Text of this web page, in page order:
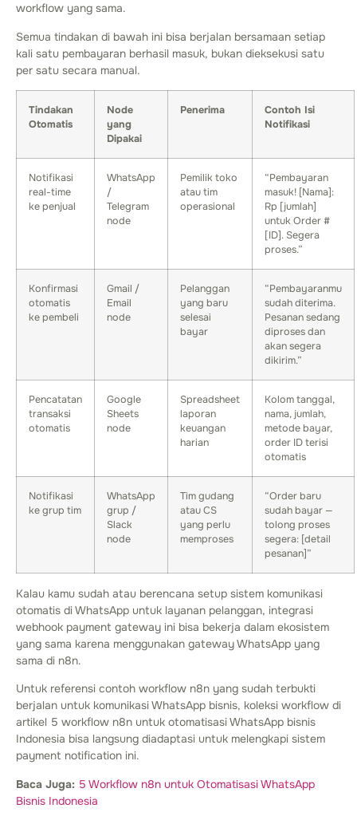
workflow yang sama.
Semua tindakan di bawah ini bisa berjalan bersamaan setiap
kali satu pembayaran berhasil masuk, bukan dieksekusi satu
per satu secara manual.
Tindakan
Otomatis
Node
yang
Dipakai
Penerima
Contoh Isi
Notifikasi
Notifikasi
real-time
ke penjual
WhatsApp
/
Telegram
node
Pemilik toko
atau tim
operasional
“Pembayaran
masuk! [Nama]:
Rp [jumlah]
untuk Order #
[ID]. Segera
proses.”
Konfirmasi
otomatis
ke pembeli
Gmail /
Email
node
Pelanggan
yang baru
selesai
bayar
“Pembayaranmu
sudah diterima.
Pesanan sedang
diproses dan
akan segera
dikirim.”
Pencatatan
transaksi
otomatis
Google
Sheets
node
Spreadsheet
laporan
keuangan
harian
Kolom tanggal,
nama, jumlah,
metode bayar,
order ID terisi
otomatis
Notifikasi
ke grup tim
WhatsApp
grup /
Slack
node
Tim gudang
atau CS
yang perlu
memproses
“Order baru
sudah bayar —
tolong proses
segera: [detail
pesanan]”
Kalau kamu sudah atau berencana setup sistem komunikasi
otomatis di WhatsApp untuk layanan pelanggan, integrasi
webhook payment gateway ini bisa bekerja dalam ekosistem
yang sama karena menggunakan gateway WhatsApp yang
sama di n8n.
Untuk referensi contoh workflow n8n yang sudah terbukti
berjalan untuk komunikasi WhatsApp bisnis, koleksi workflow di
artikel 5 workflow n8n untuk otomatisasi WhatsApp bisnis
Indonesia bisa langsung diadaptasi untuk melengkapi sistem
payment notification ini.
Baca Juga: 5 Workflow n8n untuk Otomatisasi WhatsApp
Bisnis Indonesia